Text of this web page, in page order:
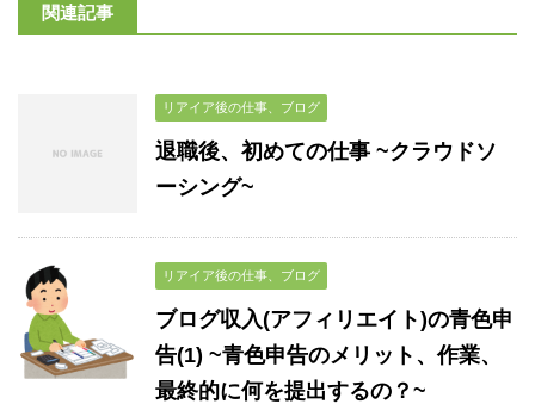
関連記事
リアイア後の仕事、ブログ
退職後、初めての仕事 ~クラウドソ
ーシング~
リアイア後の仕事、ブログ
ブログ収入(アフィリエイト)の青色申
告(1) ~青色申告のメリット、作業、
最終的に何を提出するの？~